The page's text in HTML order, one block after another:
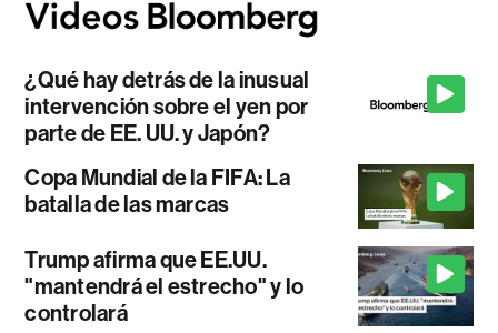
¿Qué hay detrás de la inusual
intervención sobre el yen por
parte de EE. UU. y Japón?
Copa Mundial de la FIFA: La
batalla de las marcas
Trump afirma que EE.UU.
"mantendrá el estrecho" y lo
controlará